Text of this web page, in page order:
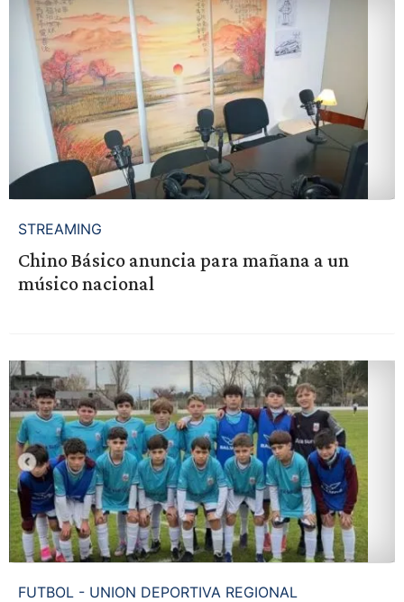
STREAMING
Chino Básico anuncia para mañana a un
músico nacional
FUTBOL - UNION DEPORTIVA REGIONAL